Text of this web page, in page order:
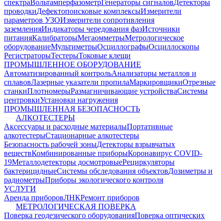
спектраВольтамперфазометрГенераторы сигналовДетекторы
проводкиДефектопоисковые комплексыИзмерители
параметров УЗОИзмерители сопротивления
заземленияИндикаторы чередования фазИсточники
питанияКалибраторыМегаомметрыМетрологическое
оборудованиеМультиметрыОсциллографыОсциллоскопы
РегистраторыТестерыТоковые клещи
ПРОМЫШЛЕННОЕ ОБОРУДОВАНИЕ
Автоматизированный контрольАнализаторы металлов и
сплавовЛазерные указатели пропилаМаркировщикиОтрезные
станкиПлотномерыРазмагничивающие устройстваСистемы
центровкиУстановки нагружения
ПРОМЫШЛЕННАЯ БЕЗОПАСНОСТЬ
АЛКОТЕСТЕРЫ
Аксессуары и расходные материалыПортативные
алкотестерыСтационарные алкотестеры
Безопасность рабочей зоныДетекторы взрывчатых
веществКомбинированные приборыКоронавирус COVID-
19Металлодетекторы досмотровыеРециркуляторы
бактерицидныеСистемы обследования объектовДозиметры и
радиометрыПриборы экологического контроля
УСЛУГИ
Аренда приборовЛНКРемонт приборов
МЕТРОЛОГИЧЕСКАЯ ПОВЕРКА
Поверка геодезического оборудованияПоверка оптических